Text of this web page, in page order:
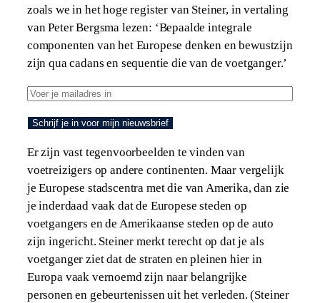
zoals we in het hoge register van Steiner, in vertaling
van Peter Bergsma lezen: ‘Bepaalde integrale
componenten van het Europese denken en bewustzijn
zijn qua cadans en sequentie die van de voetganger.’
Schrijf je in voor mijn nieuwsbrief
Er zijn vast tegenvoorbeelden te vinden van
voetreizigers op andere continenten. Maar vergelijk
je Europese stadscentra met die van Amerika, dan zie
je inderdaad vaak dat de Europese steden op
voetgangers en de Amerikaanse steden op de auto
zijn ingericht. Steiner merkt terecht op dat je als
voetganger ziet dat de straten en pleinen hier in
Europa vaak vernoemd zijn naar belangrijke
personen en gebeurtenissen uit het verleden. (Steiner